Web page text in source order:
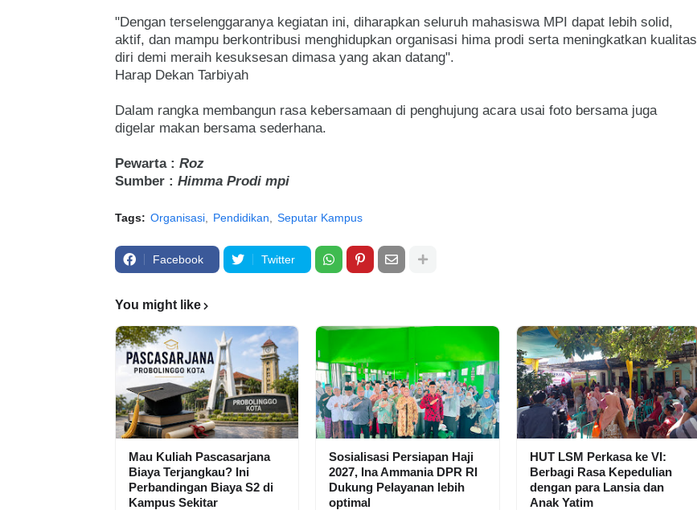
"Dengan terselenggaranya kegiatan ini, diharapkan seluruh mahasiswa MPI dapat lebih solid,
aktif, dan mampu berkontribusi menghidupkan organisasi hima prodi serta meningkatkan kualitas
diri demi meraih kesuksesan dimasa yang akan datang".
Harap Dekan Tarbiyah
Dalam rangka membangun rasa kebersamaan di penghujung acara usai foto bersama juga
digelar makan bersama sederhana.
Pewarta : Roz
Sumber : Himma Prodi mpi
Tags: Organisasi Pendidikan Seputar Kampus
Facebook Twitter
You might like
Mau Kuliah Pascasarjana
Biaya Terjangkau? Ini
Perbandingan Biaya S2 di
Kampus Sekitar
Sosialisasi Persiapan Haji
2027, Ina Ammania DPR RI
Dukung Pelayanan lebih
optimal
HUT LSM Perkasa ke VI:
Berbagi Rasa Kepedulian
dengan para Lansia dan
Anak Yatim